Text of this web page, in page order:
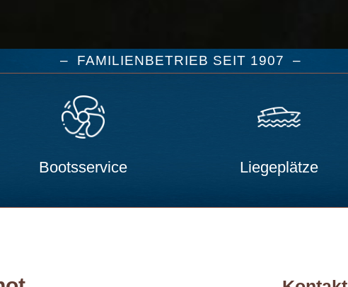
Bootsservice Liegeplätze
– FAMILIENBETRIEB SEIT 1907 –